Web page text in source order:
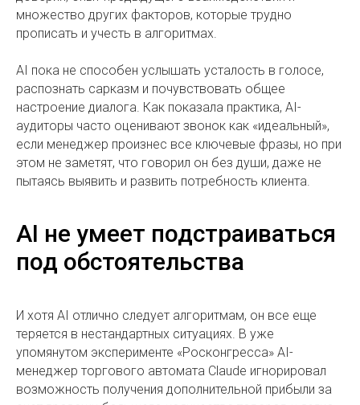
множество других факторов, которые трудно
прописать и учесть в алгоритмах.
AI пока не способен услышать усталость в голосе,
распознать сарказм и почувствовать общее
настроение диалога. Как показала практика, AI-
аудиторы часто оценивают звонок как «идеальный»,
если менеджер произнес все ключевые фразы, но при
этом не заметят, что говорил он без души, даже не
пытаясь выявить и развить потребность клиента.
AI не умеет подстраиваться
под обстоятельства
И хотя AI отлично следует алгоритмам, он все еще
теряется в нестандартных ситуациях. В уже
упомянутом эксперименте «Росконгресса» AI-
менеджер торгового автомата Claude игнорировал
возможность получения дополнительной прибыли за